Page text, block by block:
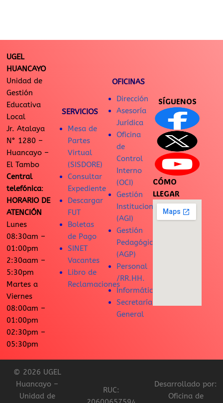
UGEL
HUANCAYO
Unidad de
Gestión
Educativa
Local
Jr. Atalaya
N° 1280 –
Huancayo –
El Tambo
Central
telefónica:
HORARIO DE
ATENCIÓN
Lunes
08:30am –
01:00pm
2:30aam –
5:30pm
Martes a
Viernes
08:00am –
01:00pm
02:30pm –
05:30pm
SERVICIOS
Mesa de
Partes
Virtual
(SISDORE)
Consultar
Expediente
Descargar
FUT
Boletas
de Pago
SINET
Vacantes
Libro de
Reclamaciones
OFICINAS
Dirección
Asesoría
Jurídica
Oficina
de
Control
Interno
(OCI)
Gestión
Institucional
(AGI)
Gestión
Pedagógica
(AGP)
Personal
/RR.HH.
Informática
Secretaría
General
SÍGUENOS
CÓMO
LLEGAR
© 2026 UGEL
Huancayo –
Unidad de
RUC:
Desarrollado por:
Oficina de